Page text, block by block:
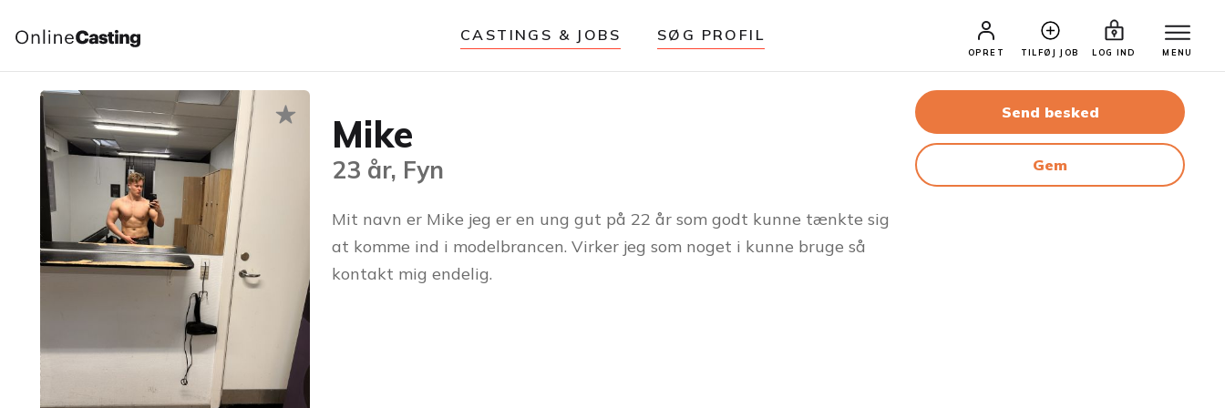
CASTINGS & JOBS SØG PROFIL
OPRET TILFØJ JOB LOG IND MENU
Mike
23 år, Fyn
Mit navn er Mike jeg er en ung gut på 22 år som godt kunne tænkte sig
at komme ind i modelbrancen. Virker jeg som noget i kunne bruge så
kontakt mig endelig.
Send besked
Gem